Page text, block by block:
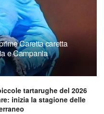
Caretta caretta
e Campania
tartarughe del 2026
inizia la stagione delle